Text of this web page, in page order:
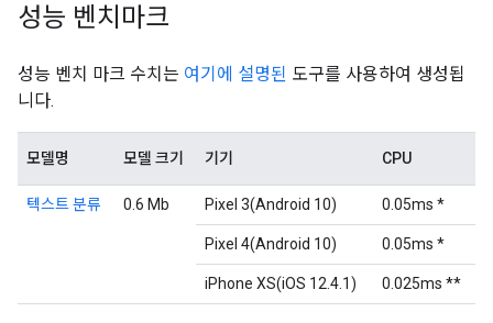
성능 벤치마크
성능 벤치 마크 수치는 여기에 설명된 도구를 사용하여 생성됩
니다.
모델명 모델 크기 기기 CPU
텍스트 분류 0.6 Mb Pixel 3(Android 10) 0.05ms *
Pixel 4(Android 10) 0.05ms *
iPhone XS(iOS 12.4.1) 0.025ms **